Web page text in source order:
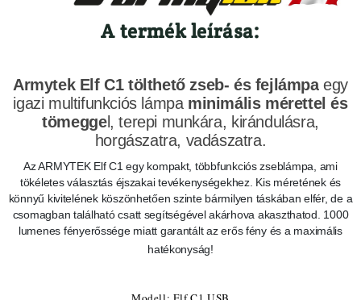
Használt Drilling/vegyes Csövű
Használt Golyós Fegyver
JÁTÉKFIGURÁK
KEDVEZMÉNYES VÁSÁR
KIFUTÓ MARTTIINI AKCIÓ
LÁBBELIK
Csizma
Pulóver
Sapkák
RUHÁZAT TISZTÍTÓK, ÁPOLÓK
SZERELÉK
TRÓFEA TISZTÍTÓK/ÁPOLÓK
VADÁSZ/LES SZÉKEK, PÁRNÁK
VADETETŐ
A termék leírása:
Armytek Elf C1 tölthető zseb- és fejlámpaegy
igazi multifunkciós lámpa minimális mérettel és
tömeggel, terepi munkára, kirándulásra,
horgászatra, vadászatra.
Az ARMYTEK Elf C1 egy kompakt, többfunkciós zseblámpa, ami
tökéletes választás éjszakai tevékenységekhez. Kis méretének és
könnyű kivitelének köszönhetően szinte bármilyen táskában elfér, de a
csomagban található csatt segítségével akárhova akaszthatod. 1000
lumenes fényerőssége miatt garantált az erős fény és a maximális
hatékonyság!